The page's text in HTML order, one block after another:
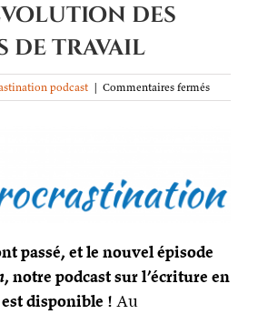
des
de travail
podcast | Commentaires ferméssur
des
méthodes
passé, et le nouvel épisode
, notre podcast sur l’écriture en
disponible ! Au